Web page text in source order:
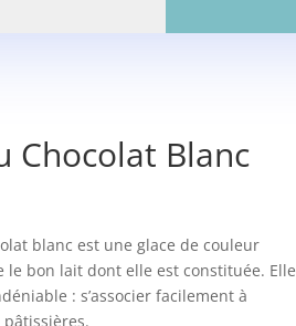
Chocolat Blanc
blanc est une glace de couleur
le bon lait dont elle est constituée. Elle
: s’associer facilement à
pâtissières.